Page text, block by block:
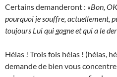
Certains demanderont : «Bon,
pourquoi je souffre, actuellement,
toujours Lui qui gagne et qui a le
Hélas ! Trois fois hélas ! (hélas,
demande de bien vous